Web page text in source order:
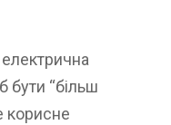
бути “більш
корисне